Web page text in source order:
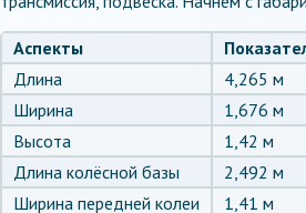
Аспекты
Длина
4,265 м
Ширина
1,676 м
Высота
1,42 м
Длина колёсной базы
2,492 м
Ширина передней колеи
1,41 м